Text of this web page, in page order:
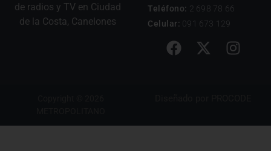
de radios y TV en Ciudad
de la Costa, Canelones
Teléfono: 2 698 78 66
Celular: 091 673 129